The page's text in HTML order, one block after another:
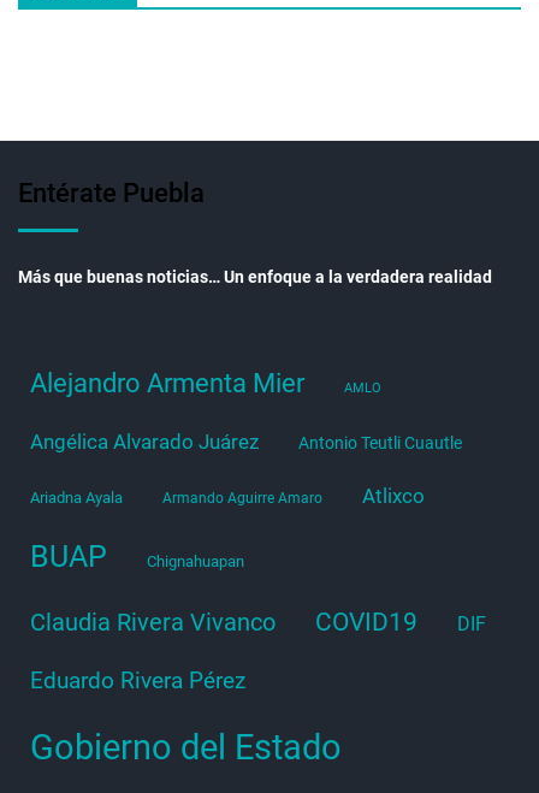
Entérate Puebla
Más que buenas noticias… Un enfoque a la verdadera realidad
Alejandro Armenta Mier AMLO
Angélica Alvarado Juárez Antonio Teutli Cuautle
Ariadna Ayala Armando Aguirre Amaro Atlixco
BUAP Chignahuapan
Claudia Rivera Vivanco COVID19 DIF
Eduardo Rivera Pérez
Gobierno del Estado